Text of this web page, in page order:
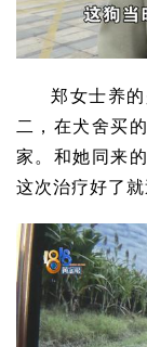
郑女士养
二，在犬舍买
家。和她同来
这次治疗好了